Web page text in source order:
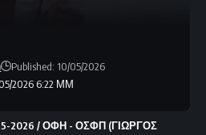
2026 6:22 ΜΜ
Published: 10/05/2026
2026 / ΟΦΗ - ΟΣΦΠ (ΓΙΩΡΓΟΣ